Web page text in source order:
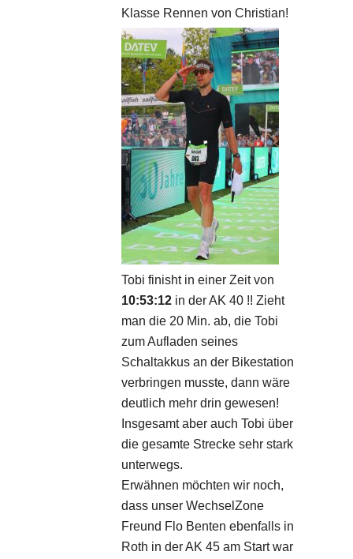
Klasse Rennen von Christian!
Tobi finisht in einer Zeit von
10:53:12 in der AK 40 !! Zieht
man die 20 Min. ab, die Tobi
zum Aufladen seines
Schaltakkus an der Bikestation
verbringen musste, dann wäre
deutlich mehr drin gewesen!
Insgesamt aber auch Tobi über
die gesamte Strecke sehr stark
unterwegs.
Erwähnen möchten wir noch,
dass unser WechselZone
Freund Flo Benten ebenfalls in
Roth in der AK 45 am Start war